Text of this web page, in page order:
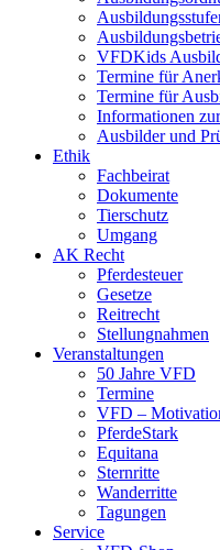
VFDKids
Termine für
Termine für
Informationen
Ausbilder und
Ethik
Fachbeirat
Dokumente
Tierschutz
Umgang
AK Recht
Pferdesteuer
Gesetze
Reitrecht
Stellungnahmen
Veranstaltungen
50 Jahre VFD
Termine
VFD –
PferdeStark
Equitana
Sternritte
Wanderritte
Tagungen
Service